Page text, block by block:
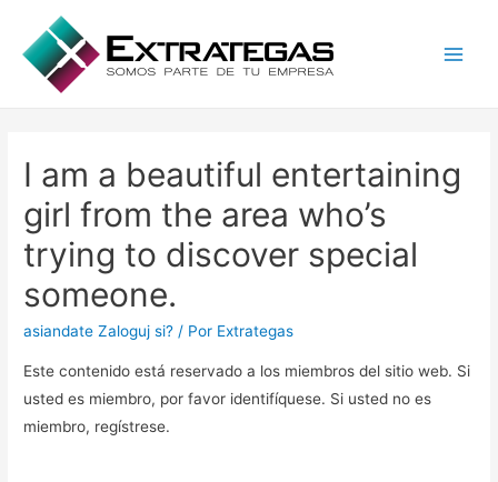
I am a beautiful entertaining
girl from the area who’s
trying to discover special
someone.
asiandate Zaloguj si? / Por Extrategas
Este contenido está reservado a los miembros del sitio web. Si
usted es miembro, por favor identifíquese. Si usted no es
miembro, regístrese.